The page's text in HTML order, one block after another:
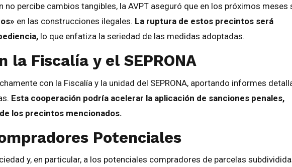
no percibe cambios tangibles, la AVPT aseguró que en los próximos meses
en las construcciones ilegales. La ruptura de estos precintos será
lo que enfatiza la seriedad de las medidas adoptadas.
la Fiscalía y el SEPRONA
con la Fiscalía y la unidad del SEPRONA, aportando informes
Esta cooperación podría acelerar la aplicación de sanciones penales,
los precintos mencionados.
Potenciales
y, en particular, a los potenciales compradores de parcelas